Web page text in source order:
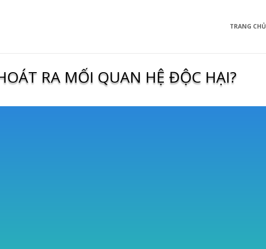
TRANG CHỦ
RA MỐI QUAN HỆ ĐỘC HẠI?